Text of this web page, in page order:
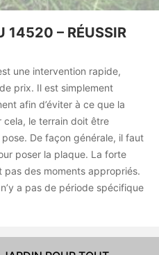
14520 – RÉUSSIR
une intervention rapide,
prix. Il est simplement
afin d’éviter à ce que la
cela, le terrain doit être
De façon générale, il faut
poser la plaque. La forte
des moments appropriés.
a pas de période spécifique